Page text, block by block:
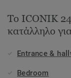
Το ICONIK
κατάλληλο
Entrance &
Bedroom